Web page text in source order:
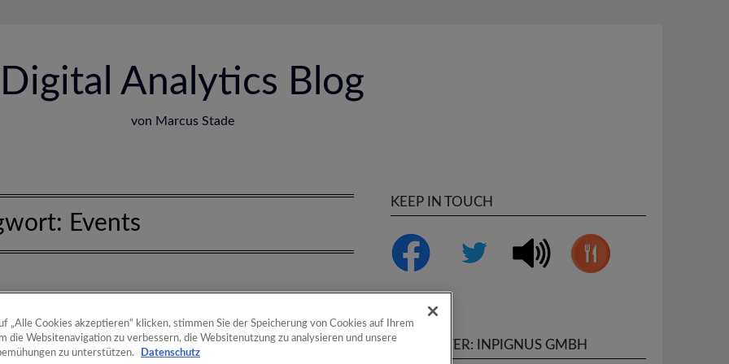
Digital Analytics Blog
von Marcus Stade
Events
KEEP IN TOUCH
SUPPORTER: INPIGNUS GMBH
„Alle Cookies akzeptieren“ klicken, stimmen Sie der Speicherung von Cookies auf Ihrem
die Websitenavigation zu verbessern, die Websitenutzung zu analysieren und unsere
zu unterstützen.
Datenschutz